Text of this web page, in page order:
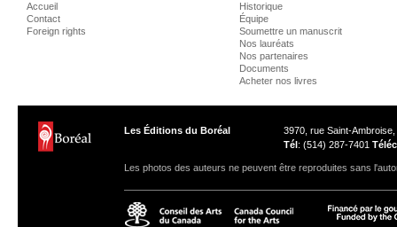
Accueil
Contact
Foreign rights
Historique
Équipe
Soumettre un manuscrit
Nos lauréats
Nos partenaires
Documents
Acheter nos livres
Les Éditions du Boréal
3970, rue Saint-
Tél: (514) 287-7401 Téléc
Les photos des auteurs ne peuvent être reproduites sans